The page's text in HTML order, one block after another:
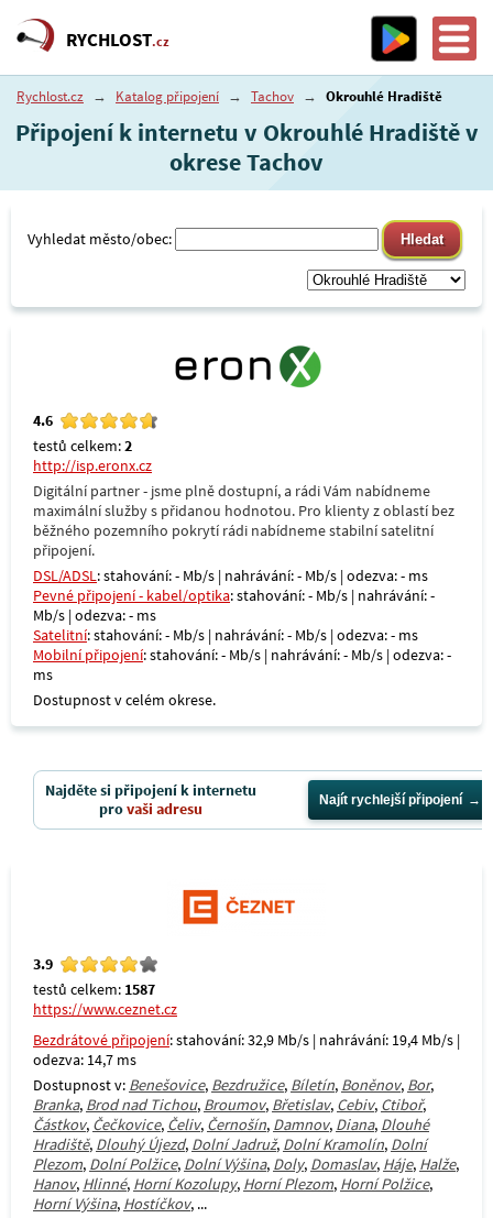
RYCHLOST.cz
Rychlost.cz → Katalog připojení → Tachov → Okrouhlé Hradiště
Připojení k internetu v Okrouhlé Hradiště v
okrese Tachov
Vyhledat město/obec:
4.6
testů celkem:2
http://isp.eronx.cz
Digitální partner - jsme plně dostupní, a rádi Vám nabídneme
maximální služby s přidanou hodnotou. Pro klienty z oblastí bez
běžného pozemního pokrytí rádi nabídneme stabilní satelitní
připojení.
DSL/ADSL: stahování: - Mb/s | nahrávání: - Mb/s | odezva: - ms
Pevné připojení - kabel/optika: stahování: - Mb/s | nahrávání: -
Mb/s | odezva: - ms
Satelitní: stahování: - Mb/s | nahrávání: - Mb/s | odezva: - ms
Mobilní připojení: stahování: - Mb/s | nahrávání: - Mb/s | odezva: -
ms
Dostupnost v celém okrese.
Najděte si připojení k internetu
provaši adresu Najít rychlejší připojení
3.9
testů celkem: 1587
https://www.ceznet.cz
Bezdrátové připojení: stahování: 32,9 Mb/s | nahrávání: 19,4 Mb/s |
odezva: 14,7 ms
Dostupnost v: Benešovice, Bezdružice, Bíletín, Boněnov, Bor,
Branka, Brod nad Tichou, Broumov, Břetislav, Cebiv, Ctiboř,
Částkov, Čečkovice, Čeliv, Černošín, Damnov, Diana, Dlouhé
Hradiště, Dlouhý Újezd, Dolní Jadruž, Dolní Kramolín, Dolní
Plezom, Dolní Polžice, Dolní Výšina, Doly, Domaslav, Háje, Halže,
Hanov, Hlinné, Horní Kozolupy, Horní Plezom, Horní Polžice,
Horní Výšina, Hostíčkov, ...